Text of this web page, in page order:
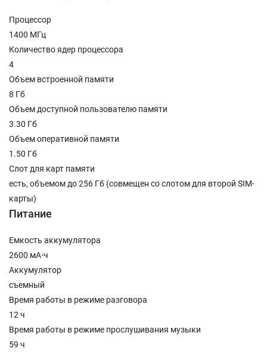
Процессор
1400 МГц
Количество ядер процессора
4
Объем встроенной памяти
8 Гб
Объем доступной пользователю памяти
3.30 Гб
Объем оперативной памяти
1.50 Гб
Слот для карт памяти
есть, объемом до 256 Гб (совмещен со слотом для второй SIM-
карты)
Питание
Емкость аккумулятора
2600 мА⋅ч
Аккумулятор
съемный
Время работы в режиме разговора
12 ч
Время работы в режиме прослушивания музыки
59 ч